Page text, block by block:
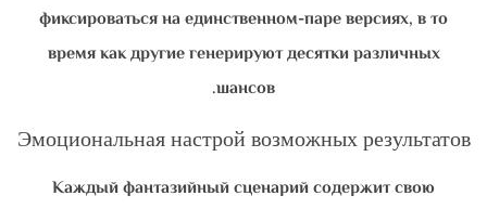
фиксироваться на единственном-паре версиях, в то
время как другие генерируют десятки различных
шансов.
Эмоциональная настрой возможных результатов
Каждый фантазийный сценарий содержит свою